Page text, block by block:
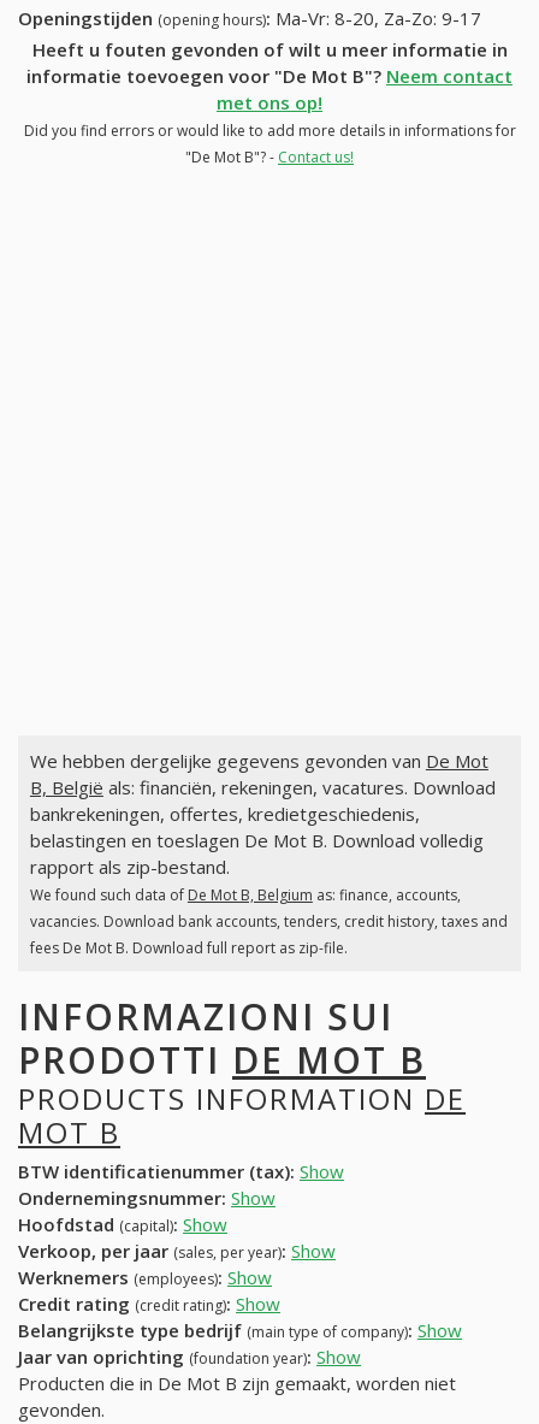
Openingstijden (opening hours): Ma-Vr: 8-20, Za-Zo: 9-17
Heeft u fouten gevonden of wilt u meer informatie in
informatie toevoegen voor "De Mot B"? Neem contact
met ons op!
Did you find errors or would like to add more details in informations for
"De Mot B"? - Contact us!
We hebben dergelijke gegevens gevonden van De Mot
B, België als: financiën, rekeningen, vacatures. Download
bankrekeningen, offertes, kredietgeschiedenis,
belastingen en toeslagen De Mot B. Download volledig
rapport als zip-bestand.
We found such data of De Mot B, Belgium as: finance, accounts,
vacancies. Download bank accounts, tenders, credit history, taxes and
fees De Mot B. Download full report as zip-file.
INFORMAZIONI SUI
PRODOTTI DE MOT B
PRODUCTS INFORMATION DE
MOT B
BTW identificatienummer (tax): Show
Ondernemingsnummer: Show
Hoofdstad (capital): Show
Verkoop, per jaar (sales, per year): Show
Werknemers (employees): Show
Credit rating (credit rating): Show
Belangrijkste type bedrijf (main type of company): Show
Jaar van oprichting (foundation year): Show
Producten die in De Mot B zijn gemaakt, worden niet
gevonden.